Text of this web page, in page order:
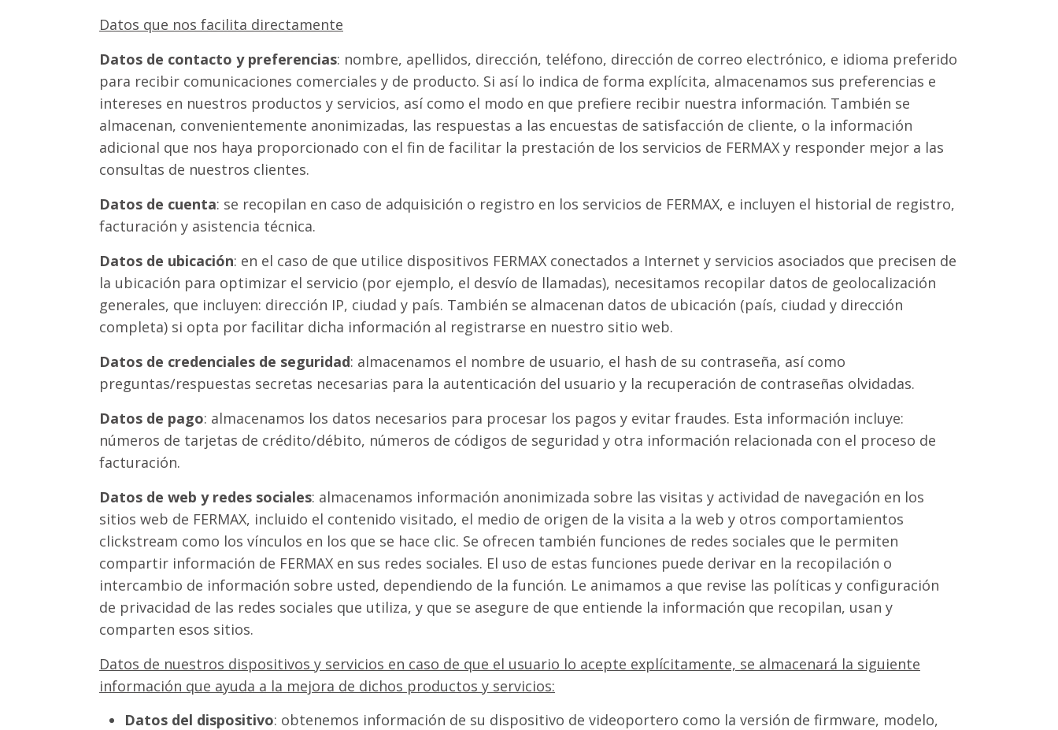
Datos que nos facilita directamente
Datos de contacto y preferencias: nombre, apellidos, dirección, teléfono, dirección de correo electrónico, e idioma preferido
para recibir comunicaciones comerciales y de producto. Si así lo indica de forma explícita, almacenamos sus preferencias e
intereses en nuestros productos y servicios, así como el modo en que prefiere recibir nuestra información. También se
almacenan, convenientemente anonimizadas, las respuestas a las encuestas de satisfacción de cliente, o la información
adicional que nos haya proporcionado con el fin de facilitar la prestación de los servicios de FERMAX y responder mejor a las
consultas de nuestros clientes.
Datos de cuenta: se recopilan en caso de adquisición o registro en los servicios de FERMAX, e incluyen el historial de registro,
facturación y asistencia técnica.
Datos de ubicación: en el caso de que utilice dispositivos FERMAX conectados a Internet y servicios asociados que precisen de
la ubicación para optimizar el servicio (por ejemplo, el desvío de llamadas), necesitamos recopilar datos de geolocalización
generales, que incluyen: dirección IP, ciudad y país. También se almacenan datos de ubicación (país, ciudad y dirección
completa) si opta por facilitar dicha información al registrarse en nuestro sitio web.
Datos de credenciales de seguridad: almacenamos el nombre de usuario, el hash de su contraseña, así como
preguntas/respuestas secretas necesarias para la autenticación del usuario y la recuperación de contraseñas olvidadas.
Datos de pago: almacenamos los datos necesarios para procesar los pagos y evitar fraudes. Esta información incluye:
números de tarjetas de crédito/débito, números de códigos de seguridad y otra información relacionada con el proceso de
facturación.
Datos de web y redes sociales: almacenamos información anonimizada sobre las visitas y actividad de navegación en los
sitios web de FERMAX, incluido el contenido visitado, el medio de origen de la visita a la web y otros comportamientos
clickstream como los vínculos en los que se hace clic. Se ofrecen también funciones de redes sociales que le permiten
compartir información de FERMAX en sus redes sociales. El uso de estas funciones puede derivar en la recopilación o
intercambio de información sobre usted, dependiendo de la función. Le animamos a que revise las políticas y configuración
de privacidad de las redes sociales que utiliza, y que se asegure de que entiende la información que recopilan, usan y
comparten esos sitios.
Datos de nuestros dispositivos y servicios en caso de que el usuario lo acepte explícitamente, se almacenará la siguiente
información que ayuda a la mejora de dichos productos y servicios:
Datos del dispositivo: obtenemos información de su dispositivo de videoportero como la versión de firmware, modelo,